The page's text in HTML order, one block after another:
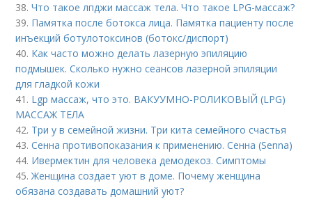
38.Что такое лпджи массаж тела. Что такое LPG-массаж?
39. Памятка после ботокса лица. Памятка пациенту после
инъекций ботулотоксинов (ботокс/диспорт)
40. Как часто можно делать лазерную эпиляцию
подмышек. Сколько нужно сеансов лазерной эпиляции
для гладкой кожи
41. Lgp массаж, что это. ВАКУУМНО-РОЛИКОВЫЙ (LPG)
МАССАЖ ТЕЛА
42. Три у в семейной жизни. Три кита семейного счастья
43.Сенна противопоказания к применению. Сенна (Senna)
44. Ивермектин для человека демодекоз. Симптомы
45.Женщина создает уют в доме. Почему женщина
обязана создавать домашний уют?